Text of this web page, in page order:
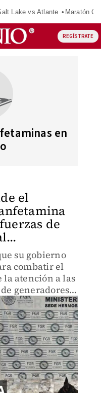
Lake vs Atlante Maratón
REGÍSTRATE
en
el
de
su gobierno
combatir el
la atención a las
generadores